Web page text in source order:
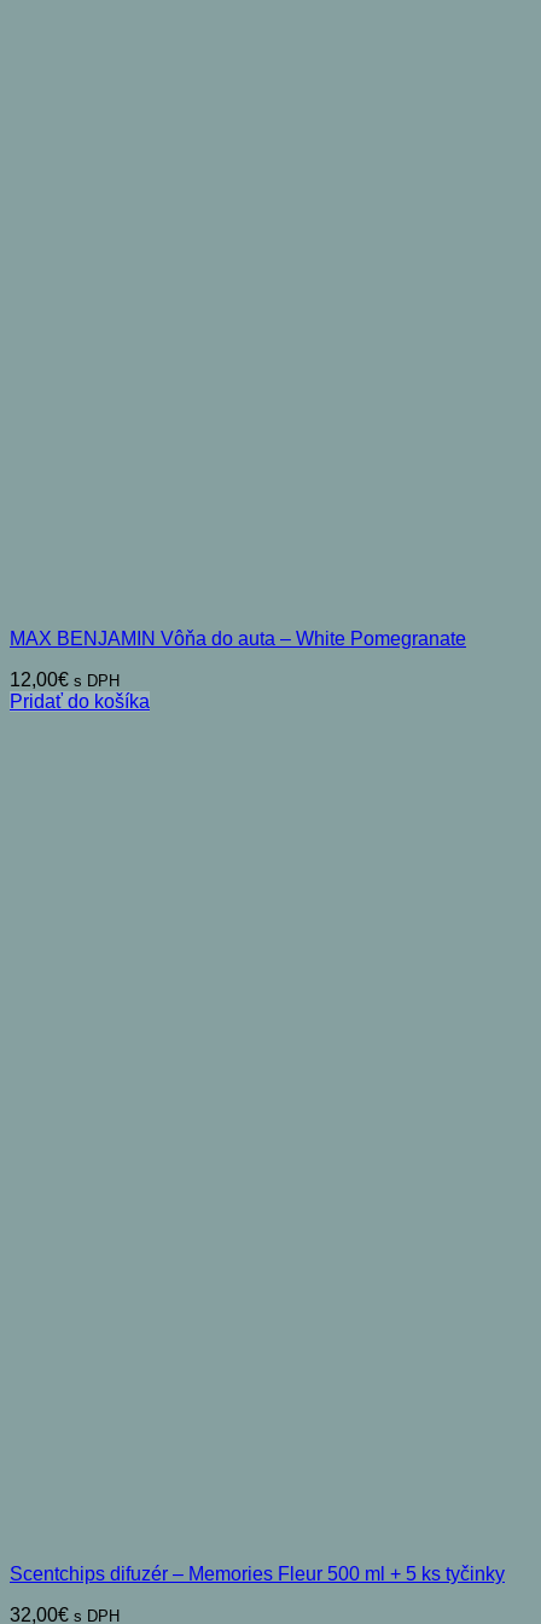
MAX BENJAMIN Vôňa do auta – White Pomegranate
12,00€ s DPH
Pridať do košíka
Scentchips difuzér – Memories Fleur 500 ml + 5 ks tyčinky
32,00€ s DPH